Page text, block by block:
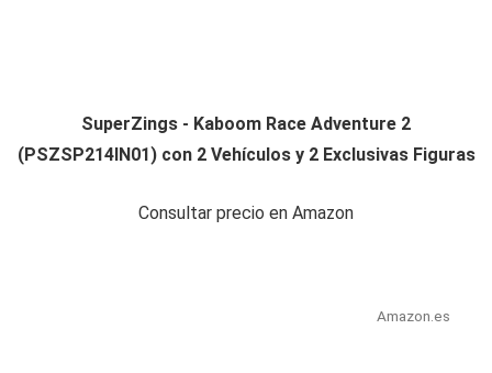
SuperZings - Kaboom Race Adventure 2
(PSZSP214IN01) con 2 Vehículos y 2 Exclusivas Figuras
Consultar precio en Amazon
Amazon.es